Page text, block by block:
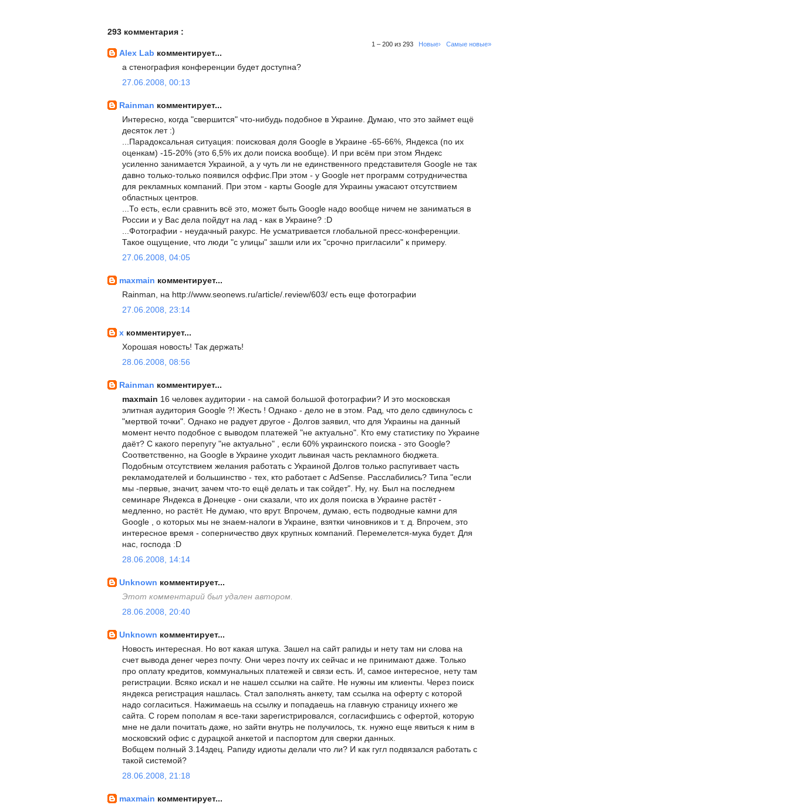
293 комментария :
1 – 200 из 293 Новые› Самые новые»
Alex Lab комментирует...
а стенография конференции будет доступна?
27.06.2008, 00:13
Rainman комментирует...
Интересно, когда "свершится" что-нибудь подобное в Украине. Думаю, что это займет ещё
десяток лет :)
...Парадоксальная ситуация: поисковая доля Google в Украине -65-66%, Яндекса (по их
оценкам) -15-20% (это 6,5% их доли поиска вообще). И при всём при этом Яндекс
усиленно занимается Украиной, а у чуть ли не единственного представителя Google не так
давно только-только появился оффис.При этом - у Google нет программ сотрудничества
для рекламных компаний. При этом - карты Google для Украины ужасают отсутствием
областных центров.
...То есть, если сравнить всё это, может быть Google надо вообще ничем не заниматься в
России и у Вас дела пойдут на лад - как в Украине? :D
...Фотографии - неудачный ракурс. Не усматривается глобальной пресс-конференции.
Такое ощущение, что люди "с улицы" зашли или их "срочно пригласили" к примеру.
27.06.2008, 04:05
maxmain комментирует...
Rainman, на http://www.seonews.ru/article/.review/603/ есть еще фотографии
27.06.2008, 23:14
x комментирует...
Хорошая новость! Так держать!
28.06.2008, 08:56
Rainman комментирует...
maxmain 16 человек аудитории - на самой большой фотографии? И это московская
элитная аудитория Google ?! Жесть ! Однако - дело не в этом. Рад, что дело сдвинулось с
"мертвой точки". Однако не радует другое - Долгов заявил, что для Украины на данный
момент нечто подобное с выводом платежей "не актуально". Кто ему статистику по Украине
даёт? С какого перепугу "не актуально" , если 60% украинского поиска - это Google?
Соответственно, на Google в Украине уходит львиная часть рекламного бюджета.
Подобным отсутствием желания работать с Украиной Долгов только распугивает часть
рекламодателей и большинство - тех, кто работает с AdSense. Расслабились? Типа "если
мы -первые, значит, зачем что-то ещё делать и так сойдет". Ну, ну. Был на последнем
семинаре Яндекса в Донецке - они сказали, что их доля поиска в Украине растёт -
медленно, но растёт. Не думаю, что врут. Впрочем, думаю, есть подводные камни для
Google , о которых мы не знаем-налоги в Украине, взятки чиновников и т. д. Впрочем, это
интересное время - соперничество двух крупных компаний. Перемелется-мука будет. Для
нас, господа :D
28.06.2008, 14:14
Unknown комментирует...
Этот комментарий был удален автором.
28.06.2008, 20:40
Unknown комментирует...
Новость интересная. Но вот какая штука. Зашел на сайт рапиды и нету там ни слова на
счет вывода денег через почту. Они через почту их сейчас и не принимают даже. Только
про оплату кредитов, коммунальных платежей и связи есть. И, самое интересное, нету там
регистрации. Всяко искал и не нашел ссылки на сайте. Не нужны им клиенты. Через поиск
яндекса регистрация нашлась. Стал заполнять анкету, там ссылка на оферту с которой
надо согласиться. Нажимаешь на ссылку и попадаешь на главную страницу ихнего же
сайта. С горем пополам я все-таки зарегистрировался, согласифшись с офертой, которую
мне не дали почитать даже, но зайти внутрь не получилось, т.к. нужно еще явиться к ним в
московский офис с дурацкой анкетой и паспортом для сверки данных.
Вобщем полный 3.14здец. Рапиду идиоты делали что ли? И как гугл подвязался работать с
такой системой?
28.06.2008, 21:18
maxmain комментирует...